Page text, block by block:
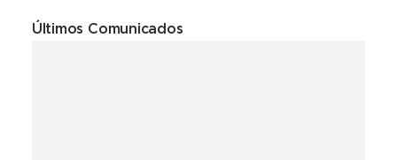
Últimos Comunicados